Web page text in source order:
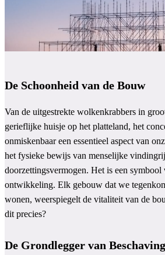
De Schoonheid van de Bouw
Van de uitgestrekte wolkenkrabbers in
gerieflijke huisje op het platteland, het
onmiskenbaar een essentieel aspect van
het fysieke bewijs van menselijke
doorzettingsvermogen. Het is een symbool
ontwikkeling. Elk gebouw dat we
wonen, weerspiegelt de vitaliteit van de
dit precies?
De Grondlegger van